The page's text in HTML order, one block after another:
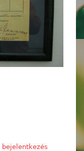
bejelentkezés